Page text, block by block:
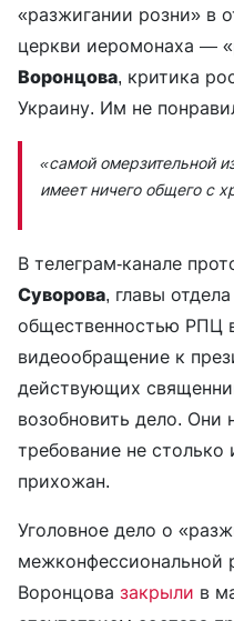
«разжигании розни» в
церкви иеромонаха —
Воронцова, критика
Украину. Им не
«самой омерзительной
имеет ничего общего с
В телеграм-канале
Суворова, главы
общественностью РПЦ
видеообращение к
действующих
возобновить дело. Они
требование не столько
прихожан.
Уголовное дело о
межконфессиональной
Воронцова закрыли в